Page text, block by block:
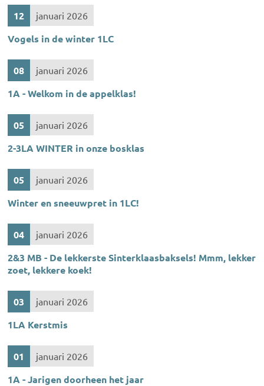
12 januari 2026
Vogels in de winter 1LC
08 januari 2026
1A - Welkom in de appelklas!
05 januari 2026
2-3LA WINTER in onze bosklas
05 januari 2026
Winter en sneeuwpret in 1LC!
04 januari 2026
2&3 MB - De lekkerste Sinterklaasbaksels! Mmm, lekker
zoet, lekkere koek!
03 januari 2026
1LA Kerstmis
01 januari 2026
1A - Jarigen doorheen het jaar